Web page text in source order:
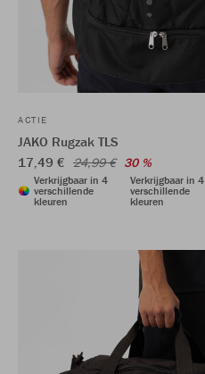
ACTIE
JAKO Rugzak TLS
17,49 € 24,99 € 30 %
Verkrijgbaar in 4
verschillende
kleuren
Verkrijgbaar in 4
verschillende
kleuren